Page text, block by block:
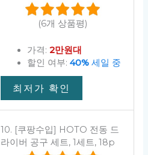
(6개 상품평)
가격: 2만원대
할인 여부: 40%세일 중
최저가 확인
10. [쿠팡수입] HOTO 전동 드
라이버 공구 세트, 1세트, 18p